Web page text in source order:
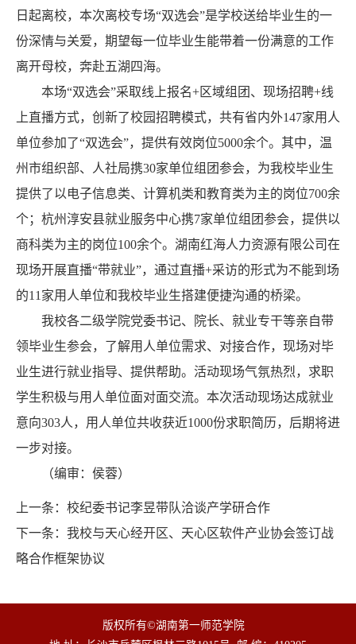
日起离校，本次离校专场“双选会”是学校送给毕业生的一
份深情与关爱，期望每一位毕业生能带着一份满意的工作
离开母校，奔赴五湖四海。
本场“双选会”采取线上报名+区域组团、现场招聘+线
上直播方式，创新了校园招聘模式，共有省内外147家用人
单位参加了“双选会”，提供有效岗位5000余个。其中，温
州市组织部、人社局携30家单位组团参会，为我校毕业生
提供了以电子信息类、计算机类和教育类为主的岗位700余
个；杭州淳安县就业服务中心携7家单位组团参会，提供以
商科类为主的岗位100余个。湖南红海人力资源有限公司在
现场开展直播“带就业”，通过直播+采访的形式为不能到场
的11家用人单位和我校毕业生搭建便捷沟通的桥梁。
我校各二级学院党委书记、院长、就业专干等亲自带
领毕业生参会，了解用人单位需求、对接合作，现场对毕
业生进行就业指导、提供帮助。活动现场气氛热烈，求职
学生积极与用人单位面对面交流。本次活动现场达成就业
意向303人，用人单位共收获近1000份求职简历，后期将进
一步对接。
（编审：侯蓉）
上一条： 校纪委书记李昱带队洽谈产学研合作
下一条： 我校与天心经开区、天心区软件产业协会签订战
略合作框架协议
版权所有©湖南第一师范学院